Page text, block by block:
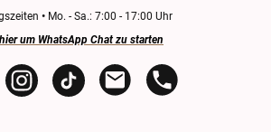
• Mo. - Sa.: 7:00 - 17:00 Uhr
um WhatsApp Chat zu starten